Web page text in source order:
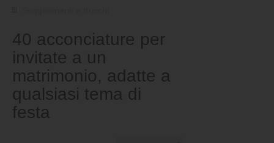
40 acconciature per
invitate a un
matrimonio, adatte a
qualsiasi tema di
festa